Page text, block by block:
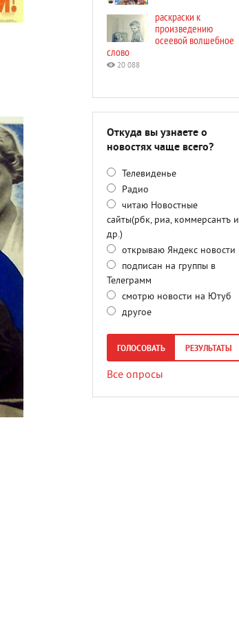
раскраски к
произведению
осеевой волшебное
слово
20 088
Откуда вы узнаете о
новостях чаще всего?
Телевиденье
Радио
читаю Новостные
сайты(рбк, риа, коммерсантъ и
др.)
открываю Яндекс новости
подписан на группы в
Телеграмм
смотрю новости на Ютуб
другое
ГОЛОСОВАТЬ РЕЗУЛЬТАТЫ
Все опросы